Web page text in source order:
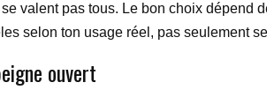
se valent pas tous. Le bon choix dépend
selon ton usage réel, pas seulement
ouvert